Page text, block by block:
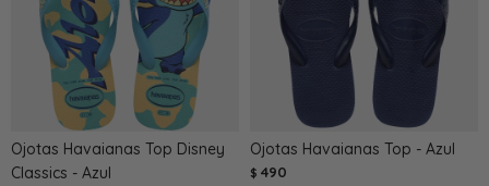
Ojotas Havaianas Top Disney
Classics - Azul
Ojotas Havaianas Top - Azul
$ 490